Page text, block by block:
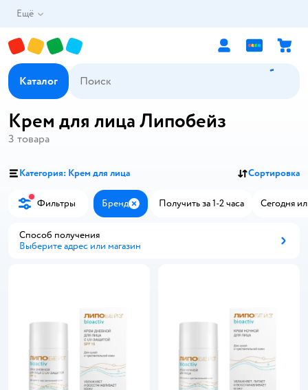
Ещё
Каталог
Крем для лица Липобейз
3 товара
Категория: Крем для лица Сортировка
Фильтры Бренд ЗакрытьПолучить за 1-2 часа Сегодня
Способ получения
Выберите адрес или магазин